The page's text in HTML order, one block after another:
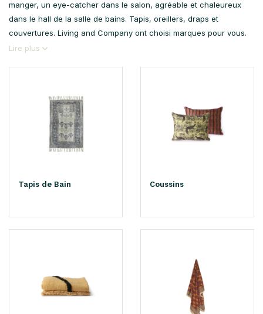
manger, un eye-catcher dans le salon, agréable et chaleureux
dans le hall de la salle de bains. Tapis, oreillers, draps et
couvertures. Living and Company ont choisi marques pour vous.
Lire plus
Tapis de Bain Coussins